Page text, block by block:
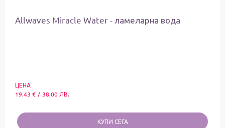
Allwaves Miracle Water - ламеларна вода
ЦЕНА
19.43 € / 38,00 ЛВ.
КУПИ СЕГА